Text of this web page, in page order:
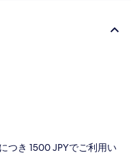
つき 1500 JPYでご利用い